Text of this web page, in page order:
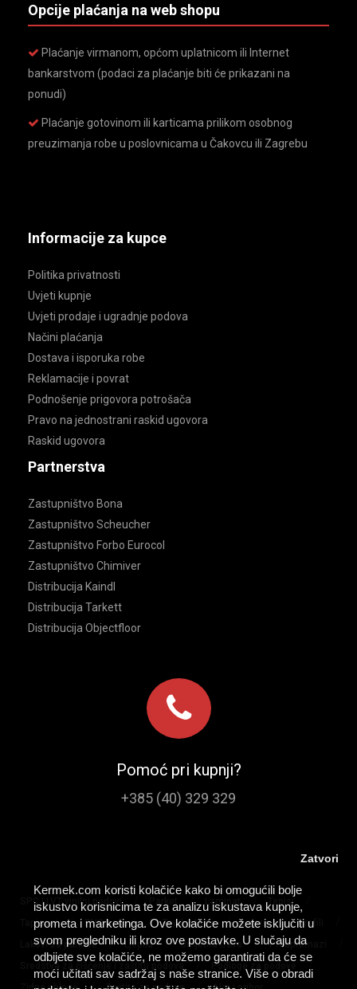
Kermek.com koristi kolačiće kako bi omogućili bolje
iskustvo korisnicima te za analizu iskustava kupnje,
prometa i marketinga. Ove kolačiće možete isključiti u
svom pregledniku ili kroz ove postavke. U slučaju da
odbijete sve kolačiće, ne možemo garantirati da će se
moći učitati sav sadržaj s naše stranice. Više o obradi
Zatvori
Opcije plaćanja na web shopu
Plaćanje virmanom, općom uplatnicom ili Internet
bankarstvom (podaci za plaćanje biti će prikazani na
ponudi)
Plaćanje gotovinom ili karticama prilikom osobnog
preuzimanja robe u poslovnicama u Čakovcu ili Zagrebu
Informacije za kupce
Politika privatnosti
Uvjeti kupnje
Uvjeti prodaje i ugradnje podova
Načini plaćanja
Dostava i isporuka robe
Reklamacije i povrat
Podnošenje prigovora potrošača
Pravo na jednostrani raskid ugovora
Raskid ugovora
Partnerstva
Zastupništvo Bona
Zastupništvo Scheucher
Zastupništvo Forbo Eurocol
Zastupništvo Chimiver
Distribucija Kaindl
Distribucija Tarkett
Distribucija Objectfloor
Pomoć pri kupnji?
+385 (40) 329 329
SPC I LVT vinilni podovi / Laminat / Tepisi
Tapisoni / PVC podovi / Tepih staze / Lajsne / Profili
Lakovi za parkete / Ljepila / Umjetna trava / Predpremazi
Sredstva za čišćenje i zaštitu podova / Podloge za podove /
/ /